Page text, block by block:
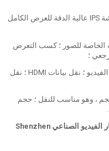
صورة واضحة - عدسة Megapixel HD ، شاشة IPS عالية الدقة للعرض الكامل
الخاصة للصور ؛ كسب التعرض
؛
نقل الصور وتخزينها - تخزين الصور ومقاطع الفيديو ؛ نقل بيانات HDMI ؛ نقل
محمول ورائع - لا يتجاوز الوزن 0.75 كجم ، وهو مناسب للنقل ؛ حجم
على سبيل المثال: حالة فحص خط الأنابيب لمنظار الفيديو الصناعي Shenzhen